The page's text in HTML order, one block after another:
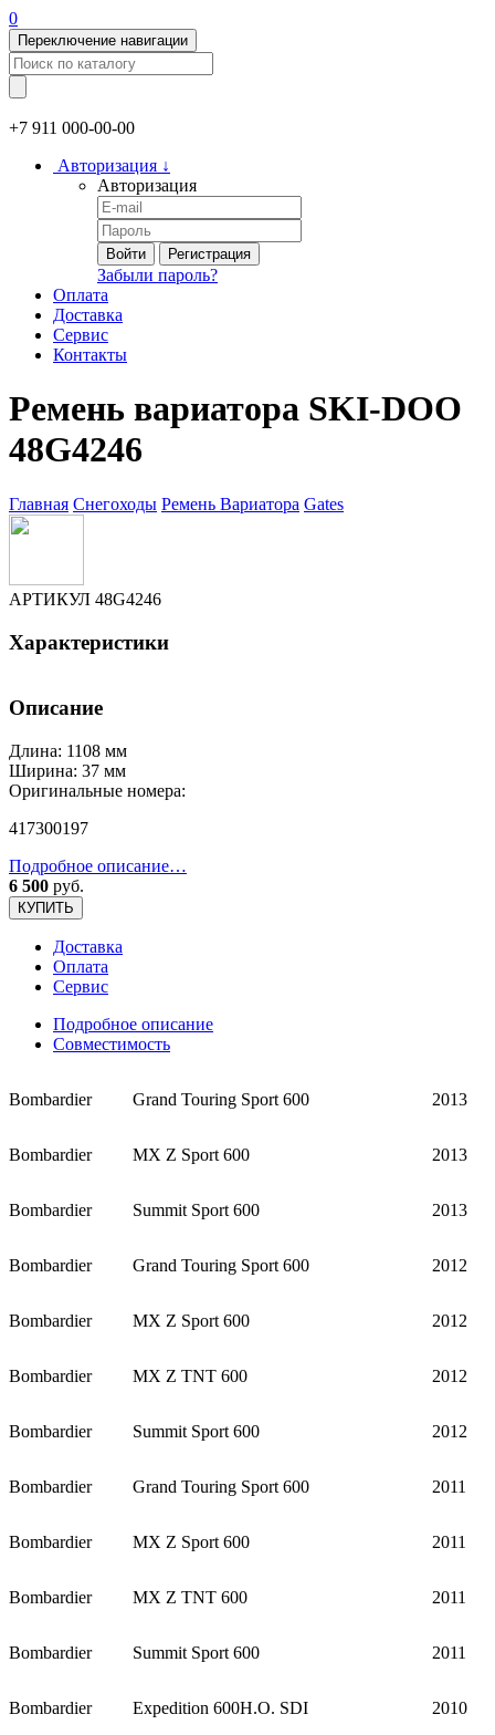
0
Переключение навигации
+7 911 000-00-00
Авторизация ↓
Авторизация
Войти Регистрация
Забыли пароль?
Оплата
Доставка
Сервис
Контакты
Ремень вариатора SKI-DOO
48G4246
Главная Снегоходы Ремень Вариатора Gates
АРТИКУЛ 48G4246
Характеристики
Описание
Длина: 1108 мм
Ширина: 37 мм
Оригинальные номера:
417300197
Подробное описание…
6 500 руб.
КУПИТЬ
Доставка
Оплата
Сервис
Подробное описание
Совместимость
Bombardier Grand Touring Sport 600 2013
Bombardier MX Z Sport 600 2013
Bombardier Summit Sport 600 2013
Bombardier Grand Touring Sport 600 2012
Bombardier MX Z Sport 600 2012
Bombardier MX Z TNT 600 2012
Bombardier Summit Sport 600 2012
Bombardier Grand Touring Sport 600 2011
Bombardier MX Z Sport 600 2011
Bombardier MX Z TNT 600 2011
Bombardier Summit Sport 600 2011
Bombardier Expedition 600H.O. SDI 2010